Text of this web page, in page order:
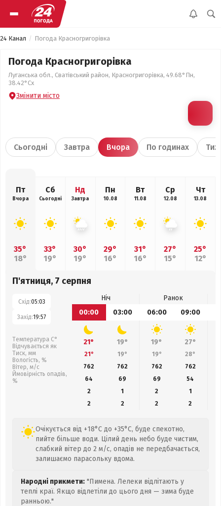
24 Канал Погода Красногригорівка
Погода Красногригорівка
Луганська обл., Сватівський район, Красногригорівка, 49.68°Пн,
38.42°Сх
Змінити місто
Сьогодні Завтра Вчора По годинах
Пт
Вчора
35°
18°
Сб
Сьогодні
33°
19°
Нд
Завтра
30°
19°
Пн
10.08
29°
16°
Вт
11.08
31°
16°
Ср
12.08
27°
15°
Чт
13.08
25°
12°
П'ятниця, 7 серпня
Схід:05:03
Захід:19:57
Температура С°
Відчувається як
Тиск, мм
Вологість, %
Вітер, м/с
Ймовірність опадів,
%
Ніч
Ранок
00:00
03:00 06:00 09:00
21° 19° 19° 27°
21° 19° 19° 28°
762
762 762 762
64
69 69 54
2
1 2
1
2
2 2 2
Очікується від +18°C до +35°C, буде спекотно,
пийте більше води. Цілий день небо буде чистим,
слабкий вітер до 2 м/с, опадів не передбачається,
залишаємо парасольку вдома.
Народні прикмети: "Пимена. Лелеки відлітають у
теплі краї. Якщо відлетіли до цього дня — зима буде
ранньою."